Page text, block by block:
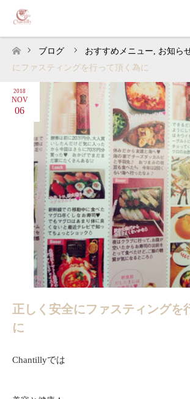
ホーム
ブログ おすすめメニュー, お知ら
にファスティングを行って頂く為に
2018
NOV
06
正しく安全にファスティングを
に
Chantillyでは